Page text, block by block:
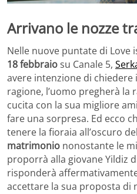
Arrivano le nozze
Nelle nuove puntate di Love
18 febbraiosu Canale 5,
avere intenzione di chiedere
ragione, l’uomo pregherà la
cucita con la sua migliore
fare una sorpresa. Ed ecco
tenere la fioraia all’oscuro
matrimonio nonostante le
proporrà alla giovane Yildiz
risponderà
accettare la sua proposta di